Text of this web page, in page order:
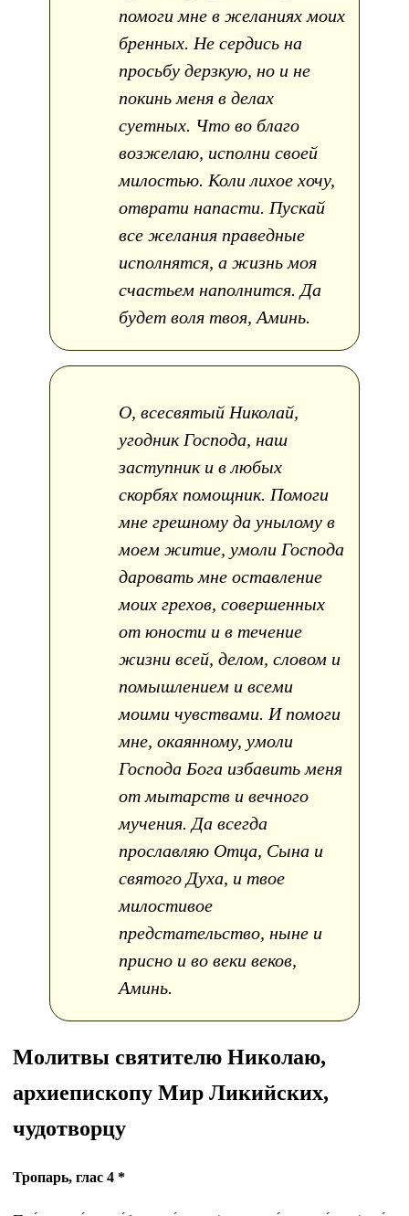
помоги мне в желаниях моих
бренных. Не сердись на
просьбу дерзкую, но и не
покинь меня в делах
суетных. Что во благо
возжелаю, исполни своей
милостью. Коли лихое хочу,
отврати напасти. Пускай
все желания праведные
исполнятся, а жизнь моя
счастьем наполнится. Да
будет воля твоя, Аминь.
О, всесвятый Николай,
угодник Господа, наш
заступник и в любых
скорбях помощник. Помоги
мне грешному да унылому в
моем житие, умоли Господа
даровать мне оставление
моих грехов, совершенных
от юности и в течение
жизни всей, делом, словом и
помышлением и всеми
моими чувствами. И помоги
мне, окаянному, умоли
Господа Бога избавить меня
от мытарств и вечного
мучения. Да всегда
прославляю Отца, Сына и
святого Духа, и твое
милостивое
предстательство, ныне и
присно и во веки веков,
Аминь.
Молитвы святителю Николаю,
архиепископу Мир Ликийских,
чудотворцу
Тропарь, глас 4 *